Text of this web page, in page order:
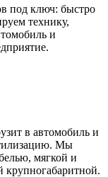
под ключ: быстро
технику,
и
в автомобиль и
Мы
мягкой и
крупногабаритной.